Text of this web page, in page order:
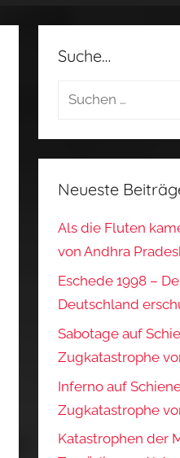
Suche…
Suchen
Neueste
Als die Fluten
von Andhra
Eschede 1998 –
Deutschland
Sabotage auf
Zugkatastrophe
Inferno auf
Zugkatastrophe
Katastrophen der